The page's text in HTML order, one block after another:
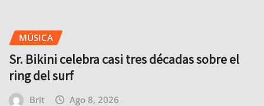
MÚSICA
Sr. Bikini celebra casi tres décadas sobre el
ring del surf
Brit Ago 8, 2026